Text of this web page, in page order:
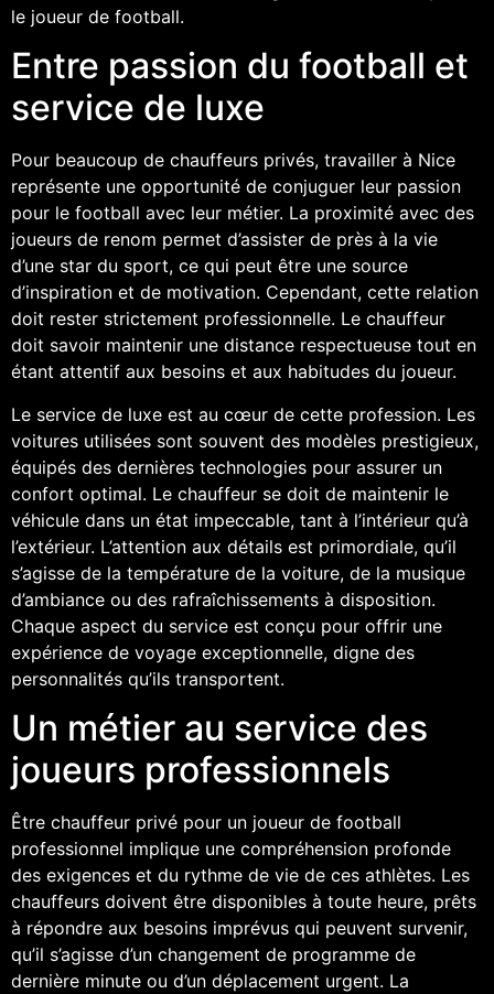
le joueur de football.
Entre passion du football et
service de luxe
Pour beaucoup de chauffeurs privés, travailler à Nice
représente une opportunité de conjuguer leur passion
pour le football avec leur métier. La proximité avec des
joueurs de renom permet d’assister de près à la vie
d’une star du sport, ce qui peut être une source
d’inspiration et de motivation. Cependant, cette relation
doit rester strictement professionnelle. Le chauffeur
doit savoir maintenir une distance respectueuse tout en
étant attentif aux besoins et aux habitudes du joueur.
Le service de luxe est au cœur de cette profession. Les
voitures utilisées sont souvent des modèles prestigieux,
équipés des dernières technologies pour assurer un
confort optimal. Le chauffeur se doit de maintenir le
véhicule dans un état impeccable, tant à l’intérieur qu’à
l’extérieur. L’attention aux détails est primordiale, qu’il
s’agisse de la température de la voiture, de la musique
d’ambiance ou des rafraîchissements à disposition.
Chaque aspect du service est conçu pour offrir une
expérience de voyage exceptionnelle, digne des
personnalités qu’ils transportent.
Un métier au service des
joueurs professionnels
Être chauffeur privé pour un joueur de football
professionnel implique une compréhension profonde
des exigences et du rythme de vie de ces athlètes. Les
chauffeurs doivent être disponibles à toute heure, prêts
à répondre aux besoins imprévus qui peuvent survenir,
qu’il s’agisse d’un changement de programme de
dernière minute ou d’un déplacement urgent. La